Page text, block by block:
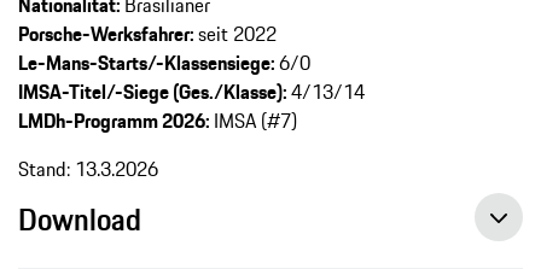
Porsche-Werksfahrer:seit 2022
Le-Mans-Starts/-Klassensiege:6/0
IMSA-Titel/-Siege (Ges./Klasse):4/13/14
LMDh-Programm 2026: IMSA (#7)
Stand: 13.3.2026
Download